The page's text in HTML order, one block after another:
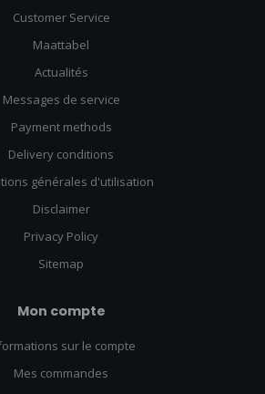
Customer Service
Maattabel
Actualités
Messages de service
Payment methods
Delivery conditions
générales d'utilisation
Disclaimer
Privacy Policy
Sitemap
Mon compte
sur le compte
Mes commandes